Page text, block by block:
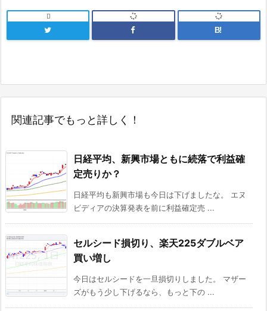

B!
関連記事でもっと詳しく！
日経平均、新興市場ともに続落で利益確
定売りか？
日経平均も新興市場も今日は下げましたな。 エヌ
ビディアの決算発表を前に利益確定売 ...
セルシード損切り、楽天225ダブルベア
買い増し
今日はセルシードを一旦損切りしました。 マザー
ズがもう少し下げるなら、もっと下の ...